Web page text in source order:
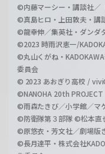
©内藤マーシー・講談社／
©真島ヒロ・上田敦夫・講
©龍幸伸／集英社・ダンダ
©2023 時雨沢恵一/
©丸山くがね・
委員会
© 2023 あおぎり高校 /
©NANOHA 20th PROJECT
©雨森たきび／小学館／マ
©防衛隊第３部隊 ©松本直
©原悠衣・芳文社／劇場版
©長月達平・株式会社